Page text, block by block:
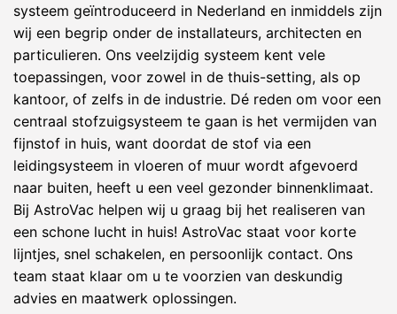
systeem geïntroduceerd in Nederland en inmiddels zijn
wij een begrip onder de installateurs, architecten en
particulieren. Ons veelzijdig systeem kent vele
toepassingen, voor zowel in de thuis-setting, als op
kantoor, of zelfs in de industrie. Dé reden om voor een
centraal stofzuigsysteem te gaan is het vermijden van
fijnstof in huis, want doordat de stof via een
leidingsysteem in vloeren of muur wordt afgevoerd
naar buiten, heeft u een veel gezonder binnenklimaat.
Bij AstroVac helpen wij u graag bij het realiseren van
een schone lucht in huis! AstroVac staat voor korte
lijntjes, snel schakelen, en persoonlijk contact. Ons
team staat klaar om u te voorzien van deskundig
advies en maatwerk oplossingen.